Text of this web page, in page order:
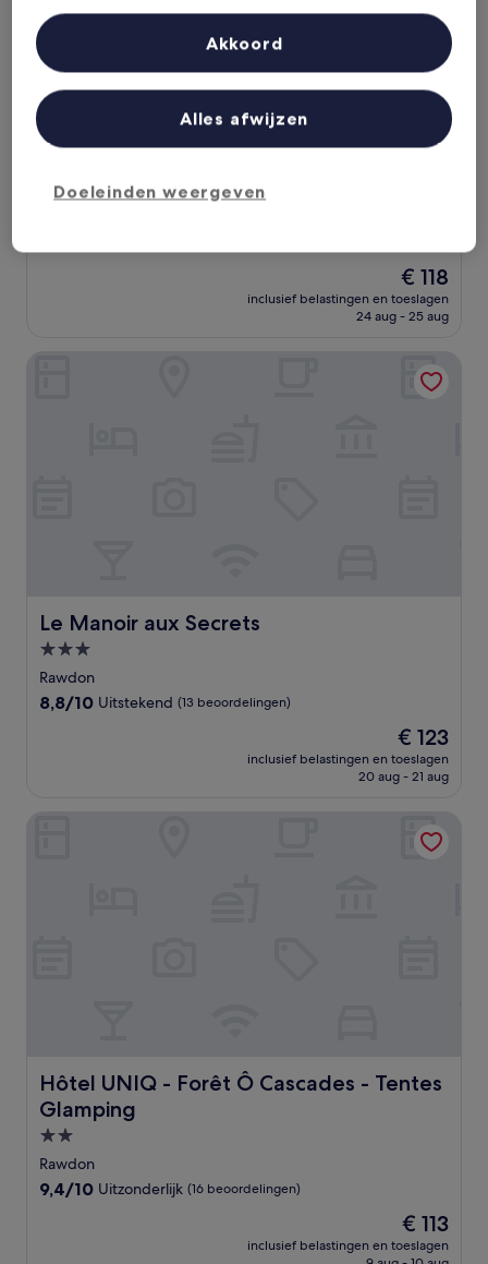
3.0-
van
De
prijs
is
€ 118
inclusief belastingen en toeslagen
24 aug - 25 aug
Le Manoir aux Secrets
Le Manoir aux Secrets
3.0-
sterrenaccommodatie
Rawdon
8.8
8,8/10 Uitstekend (13 beoordelingen)
De
prijs
is
€ 123
inclusief belastingen en toeslagen
20 aug - 21 aug
Hôtel UNIQ - Forêt Ô Cascades - Tentes
Glamping
Hôtel UNIQ - Forêt Ô Cascades - Tentes Glamping
2.0-
sterrenaccommodatie
Rawdon
9.4
9,4/10 Uitzonderlijk (16 beoordelingen)
De
prijs
is
€ 113
inclusief belastingen en toeslagen
Hôtel UNIQ - Forêt Ô Cascades - Tentes Glamping
contentmetingen, doelgroepenonderzoek en ontwikkeling van
Doeleinden weergeven
Alles afwijzen
Akkoord